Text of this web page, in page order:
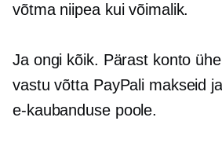
võtma niipea kui võimalik.
Ja ongi kõik. Pärast konto
vastu võtta PayPali makseid
e-kaubanduse poole.